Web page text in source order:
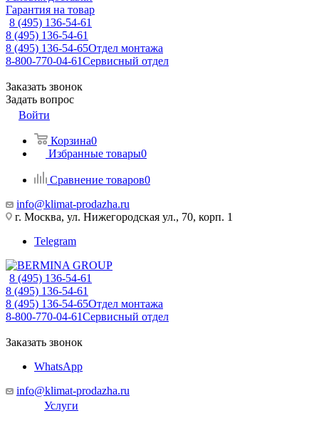
Гарантия на товар
8 (495) 136-54-61
8 (495) 136-54-61
8 (495) 136-54-65Отдел монтажа
8-800-770-04-61Сервисный отдел
Заказать звонок
Задать вопрос
Войти
Корзина0
Избранные товары0
Сравнение товаров0
info@klimat-prodazha.ru
г. Москва, ул. Нижегородская ул., 70, корп. 1
Telegram
8 (495) 136-54-61
8 (495) 136-54-61
8 (495) 136-54-65Отдел монтажа
8-800-770-04-61Сервисный отдел
Заказать звонок
WhatsApp
info@klimat-prodazha.ru
Услуги